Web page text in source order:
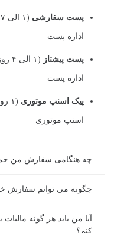
پست سفارشی
اداره پست
پست پیشتاز (۱
اداره پست
پیک اسنپ موتوری
اسنپ موتوری
چه هنگامی سفارش من
چگونه می توانم سفارش
آیا من باید هر گونه
کنم؟